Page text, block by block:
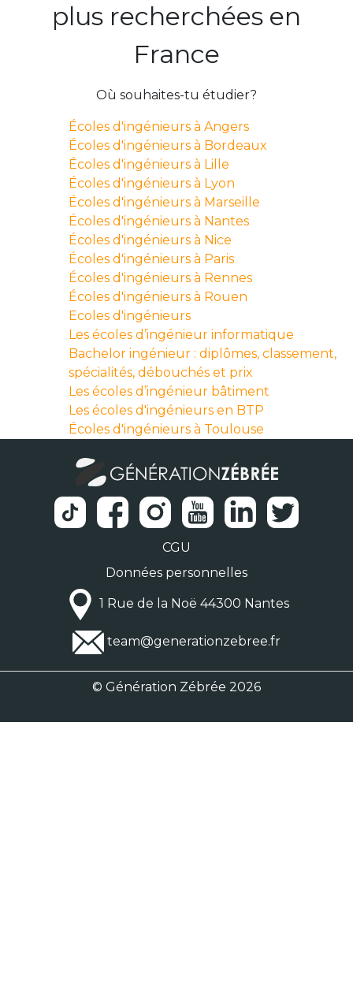
plus recherchées en
France
Où souhaites-tu étudier?
Écoles d'ingénieurs à Angers
Écoles d'ingénieurs à Bordeaux
Écoles d'ingénieurs à Lille
Écoles d'ingénieurs à Lyon
Écoles d'ingénieurs à Marseille
Écoles d'ingénieurs à Nantes
Écoles d'ingénieurs à Nice
Écoles d'ingénieurs à Paris
Écoles d'ingénieurs à Rennes
Écoles d'ingénieurs à Rouen
Ecoles d'ingénieurs
Les écoles d’ingénieur informatique
Bachelor ingénieur : diplômes, classement,
spécialités, débouchés et prix
Les écoles d’ingénieur bâtiment
Les écoles d'ingénieurs en BTP
Écoles d'ingénieurs à Toulouse
CGU
Données personnelles
1 Rue de la Noë 44300 Nantes
team@generationzebree.fr
© Génération Zébrée 2026